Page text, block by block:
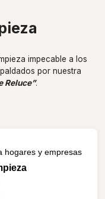
impecable a los
por nuestra
Reluce”.
hogares y empresas